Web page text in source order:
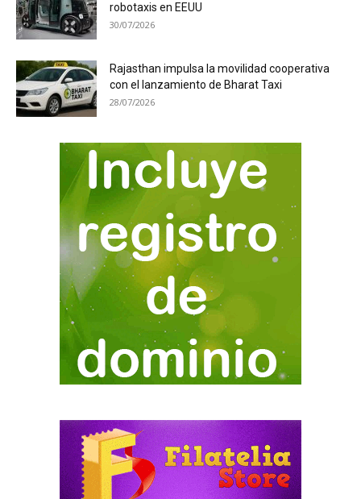
robotaxis en EEUU
30/07/2026
Rajasthan impulsa la movilidad cooperativa
con el lanzamiento de Bharat Taxi
28/07/2026